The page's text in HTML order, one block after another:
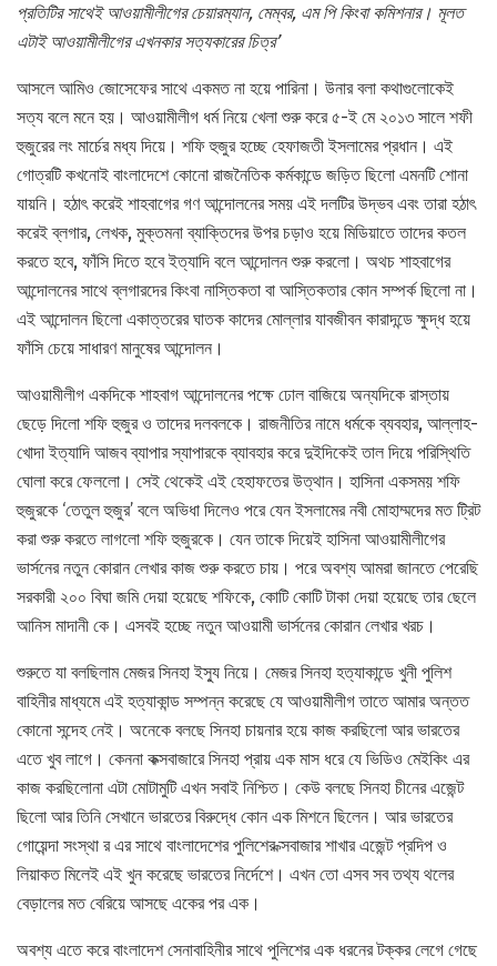
প্রতিটির সাথেই আওয়ামীলীগের চেয়ারম্যান, মেম্বর, এম পি কিংবা কমিশনার। মূলত
এটাই আওয়ামীলীগের এখনকার সত্যকারের চিত্র’
আসলে আমিও জোসেফের সাথে একমত না হয়ে পারিনা। উনার বলা কথাগুলোকেই
সত্য বলে মনে হয়। আওয়ামীলীগ ধর্ম নিয়ে খেলা শুরু করে ৫-ই মে ২০১৩ সালে শফী
হুজুরের লং মার্চের মধ্য দিয়ে। শফি হুজুর হচ্ছে হেফাজতী ইসলামের প্রধান। এই
গোত্রটি কখনোই বাংলাদেশে কোনো রাজনৈতিক কর্মকান্ডে জড়িত ছিলো এমনটি শোনা
যায়নি। হঠাৎ করেই শাহবাগের গণ আন্দোলনের সময় এই দলটির উদ্ভব এবং তারা হঠাৎ
করেই ব্লগার, লেখক, মুক্তমনা ব্যাক্তিদের উপর চড়াও হয়ে মিডিয়াতে তাদের কতল
করতে হবে, ফাঁসি দিতে হবে ইত্যাদি বলে আন্দোলন শুরু করলো। অথচ শাহবাগের
আন্দোলনের সাথে ব্লগারদের কিংবা নাস্তিকতা বা আস্তিকতার কোন সম্পর্ক ছিলো না।
এই আন্দোলন ছিলো একাত্তরের ঘাতক কাদের মোল্লার যাবজীবন কারাদন্ডে ক্ষুদ্ধ হয়ে
ফাঁসি চেয়ে সাধারণ মানুষের আন্দোলন।
আওয়ামীলীগ একদিকে শাহবাগ আন্দোলনের পক্ষে ঢোল বাজিয়ে অন্যদিকে রাস্তায়
ছেড়ে দিলো শফি হুজুর ও তাদের দলবলকে। রাজনীতির নামে ধর্মকে ব্যবহার, আল্লাহ-
খোদা ইত্যাদি আজব ব্যাপার স্যাপারকে ব্যাবহার করে দুইদিকেই তাল দিয়ে পরিস্থিতি
ঘোলা করে ফেললো। সেই থেকেই এই হেহাফতের উত্থান। হাসিনা একসময় শফি
হুজুরকে ‘তেতুল হুজুর’ বলে অভিধা দিলেও পরে যেন ইসলামের নবী মোহাম্মদের মত ট্রিট
করা শুরু করতে লাগলো শফি হুজুরকে। যেন তাকে দিয়েই হাসিনা আওয়ামীলীগের
ভার্সনের নতুন কোরান লেখার কাজ শুরু করতে চায়। পরে অবশ্য আমরা জানতে পেরেছি
সরকারী ২০০ বিঘা জমি দেয়া হয়েছে শফিকে, কোটি কোটি টাকা দেয়া হয়েছে তার ছেলে
আনিস মাদানী কে। এসবই হচ্ছে নতুন আওয়ামী ভার্সনের কোরান লেখার খরচ।
শুরুতে যা বলছিলাম মেজর সিনহা ইস্যু নিয়ে। মেজর সিনহা হত্যাকান্ডে খুনী পুলিশ
বাহিনীর মাধ্যমে এই হত্যাকান্ড সম্পন্ন করেছে যে আওয়ামীলীগ তাতে আমার অন্তত
কোনো সন্দেহ নেই। অনেকে বলছে সিনহা চায়নার হয়ে কাজ করছিলো আর ভারতের
এতে খুব লাগে। কেননা কক্সবাজারে সিনহা প্রায় এক মাস ধরে যে ভিডিও মেইকিং এর
কাজ করছিলোনা এটা মোটামুটি এখন সবাই নিশ্চিত। কেউ বলছে সিনহা চীনের এজেন্ট
ছিলো আর তিনি সেখানে ভারতের বিরুদ্ধে কোন এক মিশনে ছিলেন। আর ভারতের
গোয়েন্দা সংস্থা র এর সাথে বাংলাদেশের পুলিশের ক্সবাজার শাখার এজেন্ট প্রদিপ ও
লিয়াকত মিলেই এই খুন করেছে ভারতের নির্দেশে। এখন তো এসব সব তথ্য থলের
বেড়ালের মত বেরিয়ে আসছে একের পর এক।
অবশ্য এতে করে বাংলাদেশ সেনাবাহিনীর সাথে পুলিশের এক ধরনের টক্কর লেগে গেছে